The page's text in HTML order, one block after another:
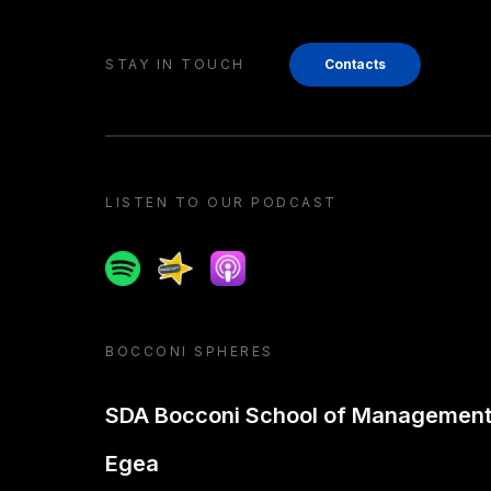
STAY IN TOUCH Contacts
LISTEN TO OUR PODCAST
SpotifySpreakerApple podcast
BOCCONI SPHERES
SDA Bocconi School of Management
Egea